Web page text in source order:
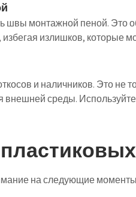
швы монтажной пеной. Это
излишков, которые
и наличников. Это не
внешней среды.
на следующие